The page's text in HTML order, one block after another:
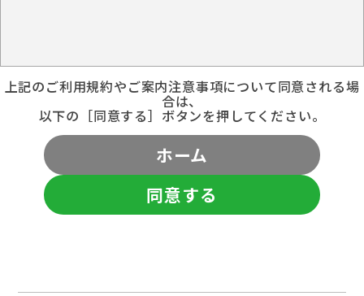
上記のご利用規約やご案内注意事項について同意される場
合は、
以下の［同意する］ボタンを押してください。
ホーム
同意する